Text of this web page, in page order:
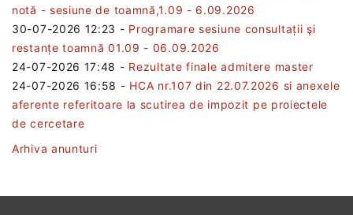
notă - sesiune de toamnă,1.09 - 6.09.2026
30-07-2026 12:23 - Programare sesiune consultații şi
restanțe toamnă 01.09 - 06.09.2026
24-07-2026 17:48 - Rezultate finale admitere master
24-07-2026 16:58 - HCA nr.107 din 22.07.2026 si anexele
aferente referitoare la scutirea de impozit pe proiectele
de cercetare
Arhiva anunturi